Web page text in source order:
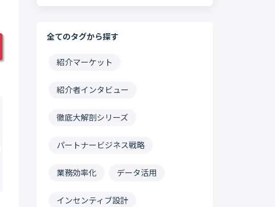
全てのタグから探す
紹介マーケット
紹介者インタビュー
徹底大解剖シリーズ
パートナービジネス戦略
業務効率化 データ活用
インセンティブ設計